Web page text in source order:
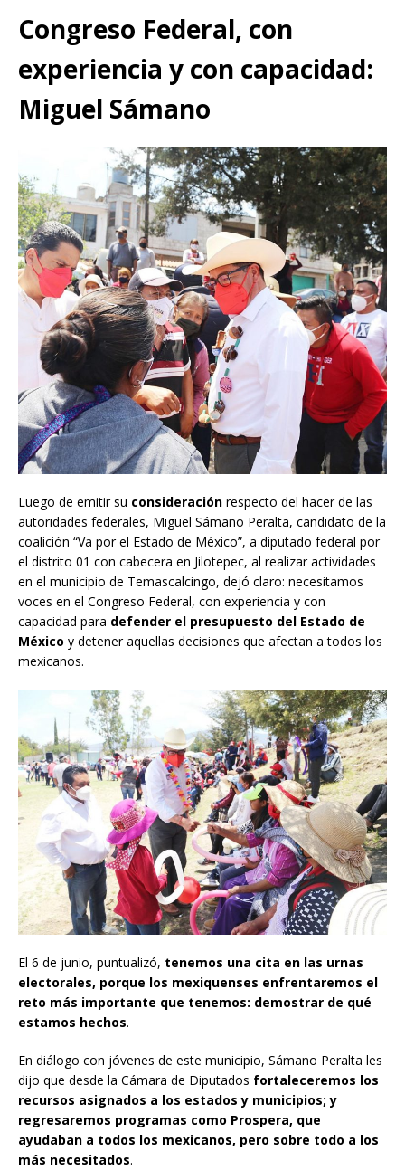
Congreso Federal, con
experiencia y con capacidad:
Miguel Sámano
Luego de emitir su consideración respecto del hacer de las
autoridades federales, Miguel Sámano Peralta, candidato de la
coalición “Va por el Estado de México”, a diputado federal por
el distrito 01 con cabecera en Jilotepec, al realizar actividades
en el municipio de Temascalcingo, dejó claro: necesitamos
voces en el Congreso Federal, con experiencia y con
capacidad para defender el presupuesto del Estado de
México y detener aquellas decisiones que afectan a todos los
mexicanos.
El 6 de junio, puntualizó, tenemos una cita en las urnas
electorales, porque los mexiquenses enfrentaremos el
reto más importante que tenemos: demostrar de qué
estamos hechos.
En diálogo con jóvenes de este municipio, Sámano Peralta les
dijo que desde la Cámara de Diputados fortaleceremos los
recursos asignados a los estados y municipios; y
regresaremos programas como Prospera, que
ayudaban a todos los mexicanos, pero sobre todo a los
más necesitados.